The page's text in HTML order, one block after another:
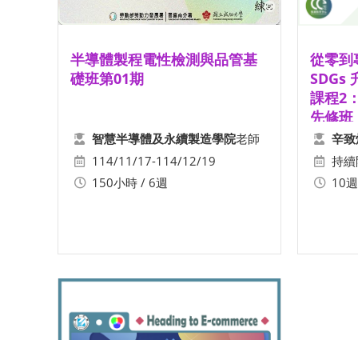
半導體製程電性檢測與品管基
礎班第01期
智慧半導體及永續製造學院老師
114/11/17-114/12/19
150小時 / 6週
從零到
SDGs
課程2
先修班
辛致
持
10